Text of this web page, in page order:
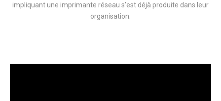
impliquant une imprimante réseau s’est déjà produite dans leur
organisation.